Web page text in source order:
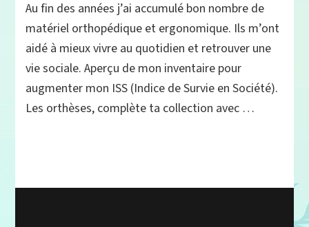
orthopédiques
et
ergonomiques :
la
panoplie
patient
chronique
Au fin des années j’ai accumulé bon nombre de
matériel orthopédique et ergonomique. Ils m’ont
aidé à mieux vivre au quotidien et retrouver une
vie sociale. Aperçu de mon inventaire pour
augmenter mon ISS (Indice de Survie en Société).
Les orthèses, complète ta collection avec …